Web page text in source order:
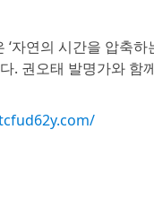
자연의 시간을 압축
. 권오태 발명가와 함